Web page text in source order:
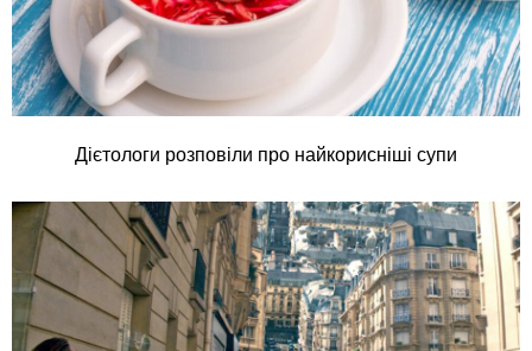
Дієтологи розповіли про найкорисніші супи